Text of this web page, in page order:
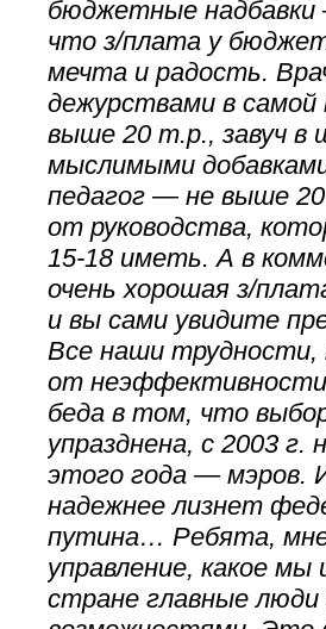
бюджетные
что з/плата у
мечта и радость.
дежурствами в
выше 20 т.р., завуч в
мыслимыми
педагог — не выше
от руководства,
15-18 иметь. А в
очень хорошая з/
и вы сами увидите
Все наши трудности,
от неэффективности
беда в том, что
упразднена, с 2003
этого года — мэров.
надежнее лизнет
путина… Ребята,
управление, какое мы
стране главные люди